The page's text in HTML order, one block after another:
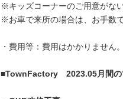
※キッズコーナーのご用意がな
※お車で来所の場合は、お手数
・費用等：費用はかかりません
■TownFactory 2023.05月間の